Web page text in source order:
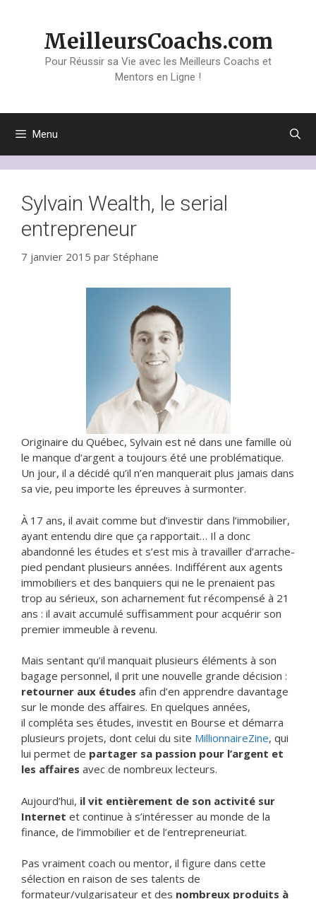
MeilleursCoachs.com
Pour Réussir sa Vie avec les Meilleurs Coachs et
Mentors en Ligne !
Menu
Sylvain Wealth, le serial
entrepreneur
7 janvier 2015 par Stéphane
Originaire du Québec, Sylvain est né dans une famille où
le manque d’argent a toujours été une problématique.
Un jour, il a décidé qu’il n’en manquerait plus jamais dans
sa vie, peu importe les épreuves à surmonter.
À 17 ans, il avait comme but d’investir dans l’immobilier,
ayant entendu dire que ça rapportait… Il a donc
abandonné les études et s’est mis à travailler d’arrache-
pied pendant plusieurs années. Indifférent aux agents
immobiliers et des banquiers qui ne le prenaient pas
trop au sérieux, son acharnement fut récompensé à 21
ans : il avait accumulé suffisamment pour acquérir son
premier immeuble à revenu.
Mais sentant qu’il manquait plusieurs éléments à son
bagage personnel, il prit une nouvelle grande décision :
retourner aux études afin d’en apprendre davantage
sur le monde des affaires. En quelques années,
il compléta ses études, investit en Bourse et démarra
plusieurs projets, dont celui du site MillionnaireZine, qui
lui permet de partager sa passion pour l’argent et
les affaires avec de nombreux lecteurs.
Aujourd’hui, il vit entièrement de son activité sur
Internet et continue à s’intéresser au monde de la
finance, de l’immobilier et de l’entrepreneuriat.
Pas vraiment coach ou mentor, il figure dans cette
sélection en raison de ses talents de
formateur/vulgarisateur et des nombreux produits à